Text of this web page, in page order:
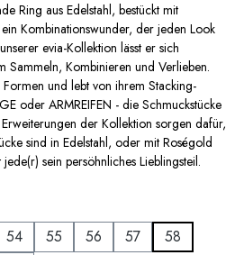
Ring aus Edelstahl, bestückt mit
Kombinationswunder, der jeden Look
evia-Kollektion lässt er sich
Sammeln, Kombinieren und Verlieben.
und lebt von ihrem Stacking-
oder ARMREIFEN - die Schmuckstücke
der Kollektion sorgen dafür,
sind in Edelstahl, oder mit Roségold
sein persöhnliches Lieblingsteil.
54 55 56 57
58